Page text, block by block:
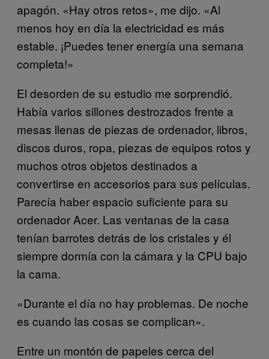
apagón. «Hay otros retos», me dijo. «Al
menos hoy en día la electricidad es más
estable. ¡Puedes tener energía una semana
completa!»
El desorden de su estudio me sorprendió.
Había varios sillones destrozados frente a
mesas llenas de piezas de ordenador, libros,
discos duros, ropa, piezas de equipos rotos y
muchos otros objetos destinados a
convertirse en accesorios para sus películas.
Parecía haber espacio suficiente para su
ordenador Acer. Las ventanas de la casa
tenían barrotes detrás de los cristales y él
siempre dormía con la cámara y la CPU bajo
la cama.
«Durante el día no hay problemas. De noche
es cuando las cosas se complican».
Entre un montón de papeles cerca del